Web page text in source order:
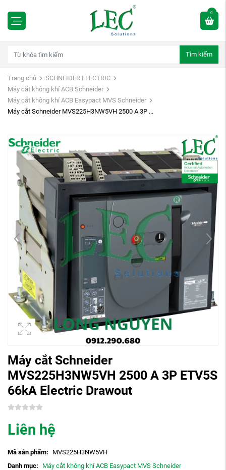
0
Tìm kiếm
Trang chủ
SCHNEIDER ELECTRIC
Máy cắt không khí ACB Schneider
Máy cắt không khí ACB Easypact MVS Schneider
Máy cắt Schneider MVS225H3NW5VH 2500 A 3P ...
Máy cắt Schneider
MVS225H3NW5VH 2500 A 3P ETV5S
66kA Electric Drawout
Liên hệ
Mã sản phẩm:
MVS225H3NW5VH
Danh mục:
Máy cắt không khí ACB Easypact MVS Schneider